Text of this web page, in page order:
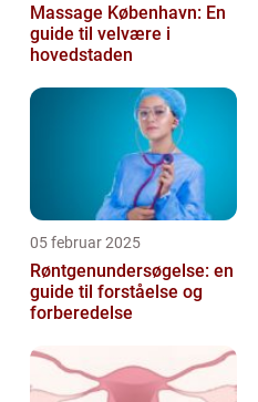
Massage København: En
guide til velvære i
hovedstaden
05 februar 2025
Røntgenundersøgelse: en
guide til forståelse og
forberedelse